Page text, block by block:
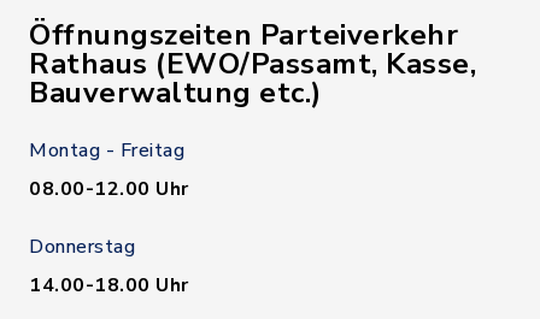
Öffnungszeiten Parteiverkehr
Rathaus (EWO/Passamt, Kasse,
Bauverwaltung etc.)
Montag - Freitag
08.00-12.00 Uhr
Donnerstag
14.00-18.00 Uhr